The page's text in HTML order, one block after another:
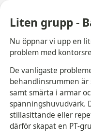
Liten grupp -
Nu öppnar vi upp en
problem med
De vanligaste
behandlinsrummen
samt smärta i armar
spänningshuvudvärk.
stillasittande eller
därför skapat en PT-